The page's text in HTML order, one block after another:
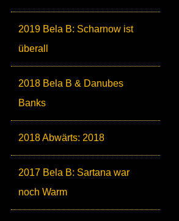
2019 Bela B: Scharnow ist
überall
2018 Bela B & Danubes
Banks
2018 Abwärts: 2018
2017 Bela B: Sartana war
noch Warm